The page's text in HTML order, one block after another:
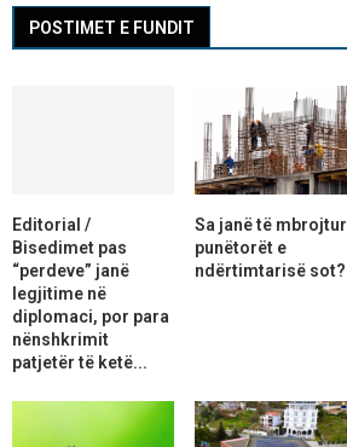
POSTIMET E FUNDIT
Editorial /
Bisedimet pas
“perdeve” janë
legjitime në
diplomaci, por para
nënshkrimit
patjetër të ketë...
Sa janë të mbrojtur
punëtorët e
ndërtimtarisë sot?